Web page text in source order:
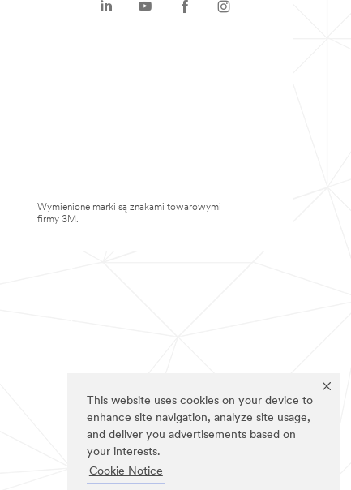
This website uses cookies on your device to
enhance site navigation, analyze site usage,
and deliver you advertisements based on
your interests.
Cookie Notice
Wymienione marki są znakami towarowymi
firmy 3M.